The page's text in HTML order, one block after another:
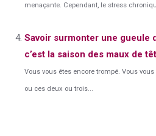
menaçante. Cependant, le stress
Savoir surmonter une gueule
c’est la saison des maux de
Vous vous êtes encore trompé. Vous
ou ces deux ou trois...